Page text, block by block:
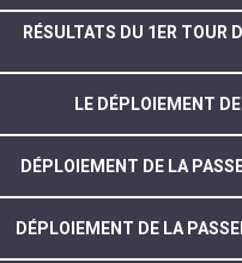
RÉSULTATS DU 1ER TOUR
LE DÉPLOIEMENT
DÉPLOIEMENT DE LA